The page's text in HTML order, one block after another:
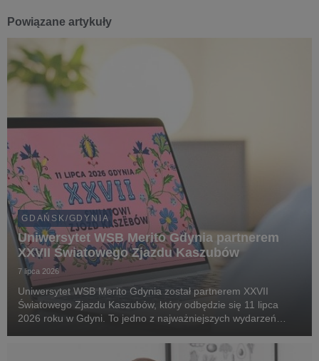
Powiązane artykuły
GDAŃSK/GDYNIA
Uniwersytet WSB Merito Gdynia partnerem
XXVII Światowego Zjazdu Kaszubów
7 lipca 2026
Uniwersytet WSB Merito Gdynia został partnerem XXVII
Światowego Zjazdu Kaszubów, który odbędzie się 11 lipca
2026 roku w Gdyni. To jedno z najważniejszych wydarzeń
mieszkańców regionu oraz gości z kraju i zagranicy wokół ...